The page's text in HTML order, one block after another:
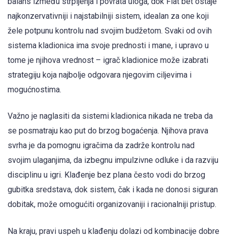
najkonzervativniji i najstabilniji sistem, idealan za one koji
žele potpunu kontrolu nad svojim budžetom. Svaki od ovih
sistema kladionica ima svoje prednosti i mane, i upravo u
tome je njihova vrednost – igrač kladionice može izabrati
strategiju koja najbolje odgovara njegovim ciljevima i
mogućnostima.
Važno je naglasiti da sistemi kladionica nikada ne treba da
se posmatraju kao put do brzog bogaćenja. Njihova prava
svrha je da pomognu igračima da zadrže kontrolu nad
svojim ulaganjima, da izbegnu impulzivne odluke i da razviju
disciplinu u igri. Klađenje bez plana često vodi do brzog
gubitka sredstava, dok sistem, čak i kada ne donosi siguran
dobitak, može omogućiti organizovaniji i racionalniji pristup.
Na kraju, pravi uspeh u klađenju dolazi od kombinacije dobre